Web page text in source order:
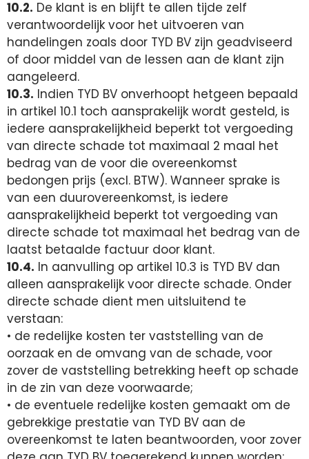
10.2. De klant is en blijft te allen tijde zelf
verantwoordelijk voor het uitvoeren van
handelingen zoals door TYD BV zijn geadviseerd
of door middel van de lessen aan de klant zijn
aangeleerd.
10.3. Indien TYD BV onverhoopt hetgeen bepaald
in artikel 10.1 toch aansprakelijk wordt gesteld, is
iedere aansprakelijkheid beperkt tot vergoeding
van directe schade tot maximaal 2 maal het
bedrag van de voor die overeenkomst
bedongen prijs (excl. BTW). Wanneer sprake is
van een duurovereenkomst, is iedere
aansprakelijkheid beperkt tot vergoeding van
directe schade tot maximaal het bedrag van de
laatst betaalde factuur door klant.
10.4. In aanvulling op artikel 10.3 is TYD BV dan
alleen aansprakelijk voor directe schade. Onder
directe schade dient men uitsluitend te
verstaan:
• de redelijke kosten ter vaststelling van de
oorzaak en de omvang van de schade, voor
zover de vaststelling betrekking heeft op schade
in de zin van deze voorwaarde;
• de eventuele redelijke kosten gemaakt om de
gebrekkige prestatie van TYD BV aan de
overeenkomst te laten beantwoorden, voor zover